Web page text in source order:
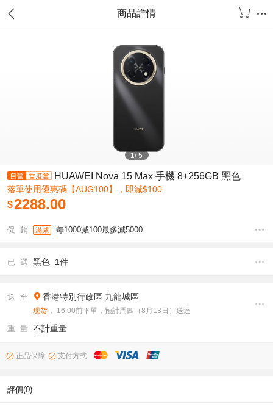
商品詳情
1/5
HUAWEI Nova 15 Max 手機 8+256GB 黑色
落單使用優惠碼【AUG100】，即減$100
$2288.00
促 銷 滿减 每1000减100最多減5000
已 選 黑色 1件
送 至 香港特別行政區 九龍城區
现货 ， 16:00前下單，預計周四（8月13日）送達
重 量 不計重量
正品保障 支付方式
評價(0)